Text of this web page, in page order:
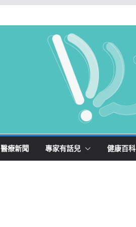
醫療新聞 專家有話兒 健康百科